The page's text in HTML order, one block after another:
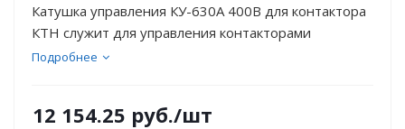
Катушка управления КУ-630А 400В для контактора
КТН служит для управления контакторами
Подробнее
12 154.25 руб./шт